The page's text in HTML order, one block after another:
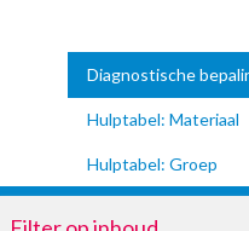
Diagnostische
Hulptabel: Materiaal
Hulptabel: Groep